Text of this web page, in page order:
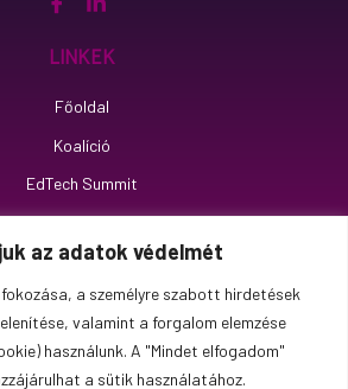
az adatok védelmét
fokozása, a személyre szabott hirdetések
valamint a forgalom elemzése
használunk. A "Mindet elfogadom"
a sütik használatához.
Linkek
Főoldal
Koalíció
EdTech Summit
Impresszum
tájékoztató
Elérhetőség